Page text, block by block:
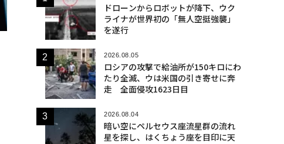
ドローンからロボットが降下、ウク
ライナが世界初の「無人空挺強襲」
を遂行
2026.08.05
ロシアの攻撃で給油所が150キロにわ
たり全滅、ウは米国の引き寄せに奔
走 全面侵攻1623日目
2026.08.04
暗い空にペルセウス座流星群の流れ
星を探し、はくちょう座を目印に天